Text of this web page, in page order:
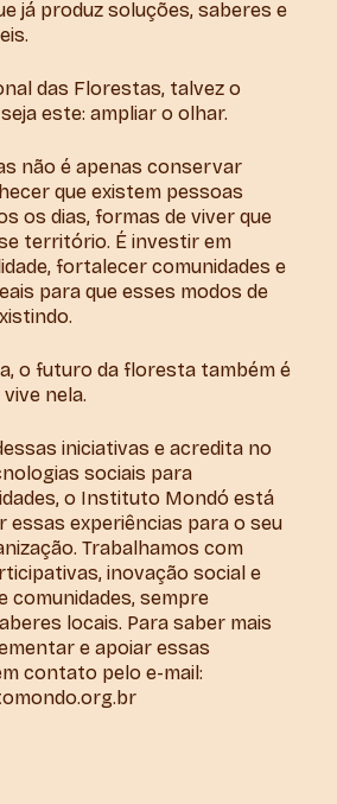
já produz soluções, saberes e
das Florestas, talvez o
este: ampliar o olhar.
não é apenas conservar
que existem pessoas
os dias, formas de viver que
território. É investir em
fortalecer comunidades e
para que esses modos de
o futuro da floresta também é
nela.
iniciativas e acredita no
sociais para
o Instituto Mondó está
essas experiências para o seu
Trabalhamos com
inovação social e
comunidades, sempre
locais. Para saber mais
e apoiar essas
contato pelo e-mail: